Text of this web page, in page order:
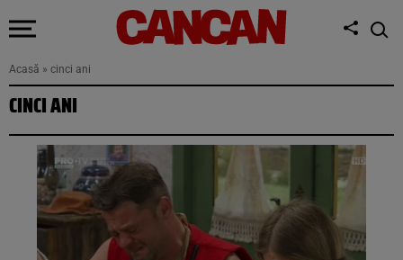
Acasă » cinci ani
CINCI ANI